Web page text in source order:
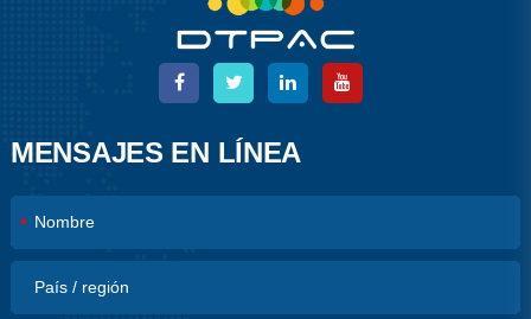
MENSAJES EN LÍNEA
*